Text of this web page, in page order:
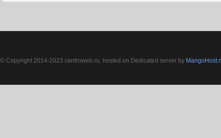
© Copyright 2014-2023 centroweb.ru, hosted on Dedicated server by